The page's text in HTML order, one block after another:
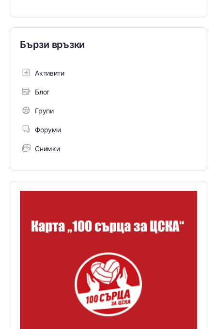
Бързи връзки
Активити
Блог
Групи
Форуми
Снимки